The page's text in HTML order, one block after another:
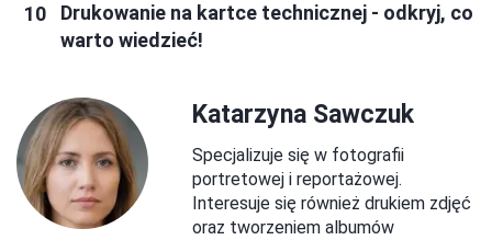
Drukowanie na kartce technicznej - odkryj, co
warto wiedzieć!
Katarzyna Sawczuk
Specjalizuje się w fotografii
portretowej i reportażowej.
Interesuje się również drukiem zdjęć
oraz tworzeniem albumów